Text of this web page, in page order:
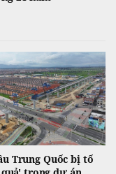
Trung Quốc bị tố